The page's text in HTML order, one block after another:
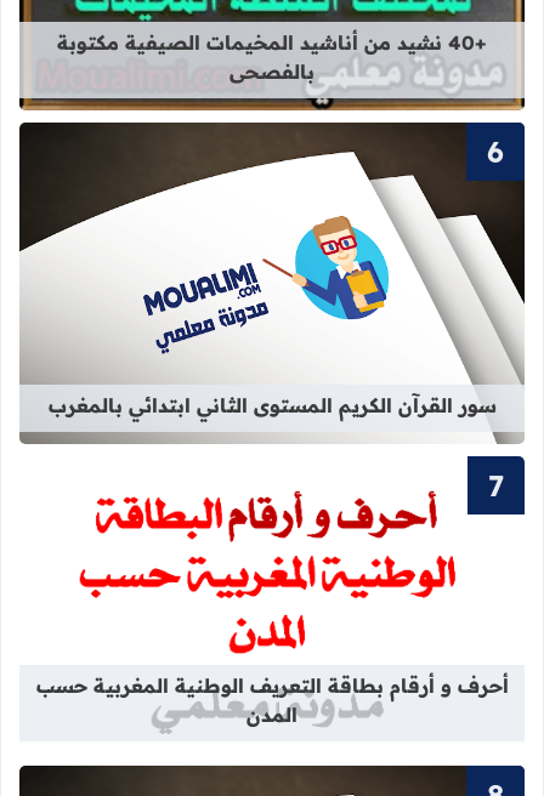
+40 نشيد من أناشيد المخيمات الصيفية مكتوبة
بالفصحى
قراءة المزيد عن سور القرآن الكريم
سور القرآن الكريم المستوى الثاني ابتدائي بالمغرب
قراءة المزيد عن أحرف و أرقام
أحرف و أرقام بطاقة التعريف الوطنية المغربية حسب
المدن